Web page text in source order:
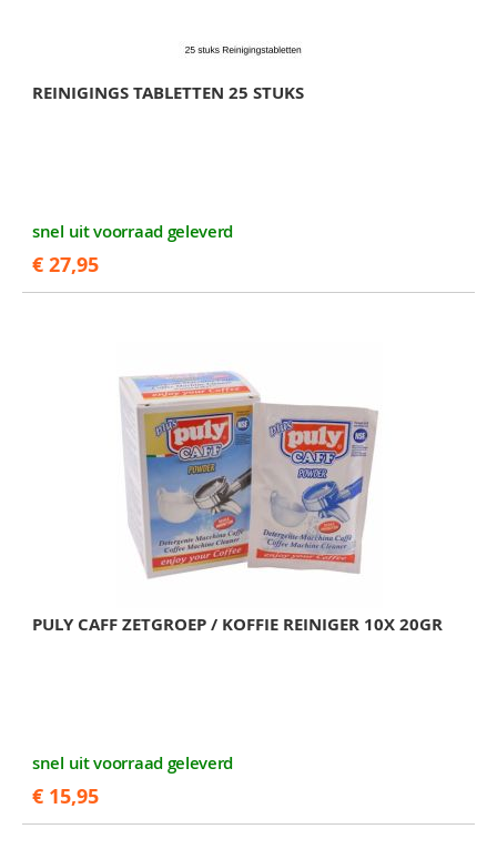
REINIGINGS TABLETTEN 25 STUKS
snel uit voorraad geleverd
€ 27,95
PULY CAFF ZETGROEP / KOFFIE REINIGER 10X 20GR
snel uit voorraad geleverd
€ 15,95